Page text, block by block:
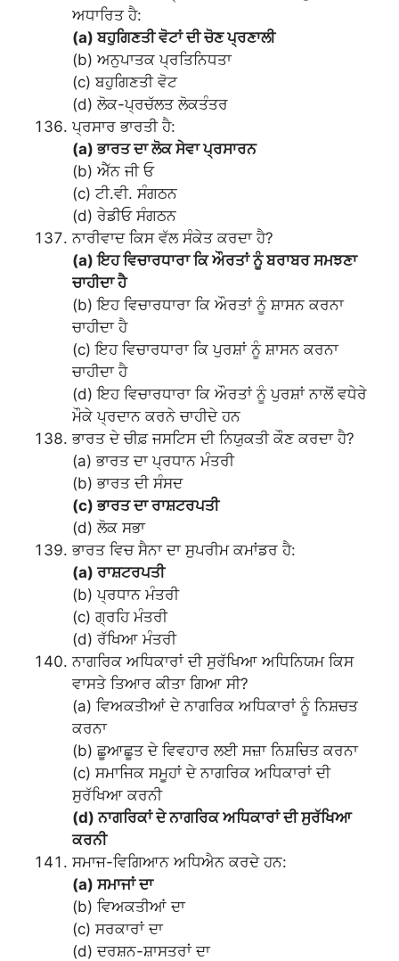
ਅਧਾਰਿਤ ਹੈ:
(a) ਬਹੁਗਿਣਤੀ ਵੋਟਾਂ ਦੀ ਚੋਣ ਪ੍ਰਣਾਲੀ
(b) ਅਨੁਪਾਤਕ ਪ੍ਰਤਿਨਿਧਤਾ
(c) ਬਹੁਗਿਣਤੀ ਵੋਟ
(d) ਲੋਕ-ਪ੍ਰਚੱਲਤ ਲੋਕਤੰਤਰ
ਪ੍ਰਸਾਰ ਭਾਰਤੀ ਹੈ:
(a) ਭਾਰਤ ਦਾ ਲੋਕ ਸੇਵਾ ਪ੍ਰਸਾਰਨ
(b) ਐੱਨ ਜੀ ਓ
(c) ਟੀ.ਵੀ. ਸੰਗਠਨ
(d) ਰੇਡੀਓ ਸੰਗਠਨ
ਨਾਰੀਵਾਦ ਕਿਸ ਵੱਲ ਸੰਕੇਤ ਕਰਦਾ ਹੈ?
(a) ਇਹ ਵਿਚਾਰਧਾਰਾ ਕਿ ਔਰਤਾਂ ਨੂੰ ਬਰਾਬਰ ਸਮਝਣਾ
ਚਾਹੀਦਾ ਹੈ
(b) ਇਹ ਵਿਚਾਰਧਾਰਾ ਕਿ ਔਰਤਾਂ ਨੂੰ ਸ਼ਾਸਨ ਕਰਨਾ
ਚਾਹੀਦਾ ਹੈ
(c) ਇਹ ਵਿਚਾਰਧਾਰਾ ਕਿ ਪੁਰਸ਼ਾਂ ਨੂੰ ਸ਼ਾਸਨ ਕਰਨਾ
ਚਾਹੀਦਾ ਹੈ
(d) ਇਹ ਵਿਚਾਰਧਾਰਾ ਕਿ ਔਰਤਾਂ ਨੂੰ ਪੁਰਸ਼ਾਂ ਨਾਲੋਂ ਵਧੇਰੇ
ਮੌਕੇ ਪ੍ਰਦਾਨ ਕਰਨੇ ਚਾਹੀਦੇ ਹਨ
ਭਾਰਤ ਦੇ ਚੀਫ਼ ਜਸਟਿਸ ਦੀ ਨਿਯੁਕਤੀ ਕੌਣ ਕਰਦਾ ਹੈ?
(a) ਭਾਰਤ ਦਾ ਪ੍ਰਧਾਨ ਮੰਤਰੀ
(b) ਭਾਰਤ ਦੀ ਸੰਸਦ
(c) ਭਾਰਤ ਦਾ ਰਾਸ਼ਟਰਪਤੀ
(d) ਲੋਕ ਸਭਾ
ਭਾਰਤ ਵਿਚ ਸੈਨਾ ਦਾ ਸੁਪਰੀਮ ਕਮਾਂਡਰ ਹੈ:
(a) ਰਾਸ਼ਟਰਪਤੀ
(b) ਪ੍ਰਧਾਨ ਮੰਤਰੀ
(c) ਗ੍ਰਹਿ ਮੰਤਰੀ
(d) ਰੱਖਿਆ ਮੰਤਰੀ
ਨਾਗਰਿਕ ਅਧਿਕਾਰਾਂ ਦੀ ਸੁਰੱਖਿਆ ਅਧਿਨਿਯਮ ਕਿਸ
ਵਾਸਤੇ ਤਿਆਰ ਕੀਤਾ ਗਿਆ ਸੀ?
(a) ਵਿਅਕਤੀਆਂ ਦੇ ਨਾਗਰਿਕ ਅਧਿਕਾਰਾਂ ਨੂੰ ਨਿਸ਼ਚਤ
ਕਰਨਾ
(b) ਛੂਆਛੂਤ ਦੇ ਵਿਵਹਾਰ ਲਈ ਸਜ਼ਾ ਨਿਸ਼ਚਿਤ ਕਰਨਾ
(c) ਸਮਾਜਿਕ ਸਮੂਹਾਂ ਦੇ ਨਾਗਰਿਕ ਅਧਿਕਾਰਾਂ ਦੀ
ਸੁਰੱਖਿਆ ਕਰਨੀ
(d) ਨਾਗਰਿਕਾਂ ਦੇ ਨਾਗਰਿਕ ਅਧਿਕਾਰਾਂ ਦੀ ਸੁਰੱਖਿਆ
ਕਰਨੀ
ਸਮਾਜ-ਵਿਗਿਆਨ ਅਧਿਐਨ ਕਰਦੇ ਹਨ:
(a) ਸਮਾਜਾਂ ਦਾ
(b) ਵਿਅਕਤੀਆਂ ਦਾ
(c) ਸਰਕਾਰਾਂ ਦਾ
(d) ਦਰਸ਼ਨ-ਸ਼ਾਸਤਰਾਂ ਦਾ